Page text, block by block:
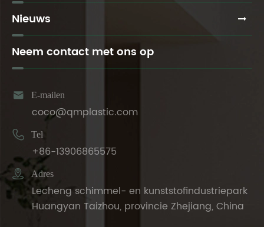
Nieuws
Neem contact met ons op
 E-mailen
coco@qmplastic.com
 Tel
+86-13906865575
 Adres
Lecheng schimmel- en kunststofindustriepark
Huangyan Taizhou, provincie Zhejiang, China